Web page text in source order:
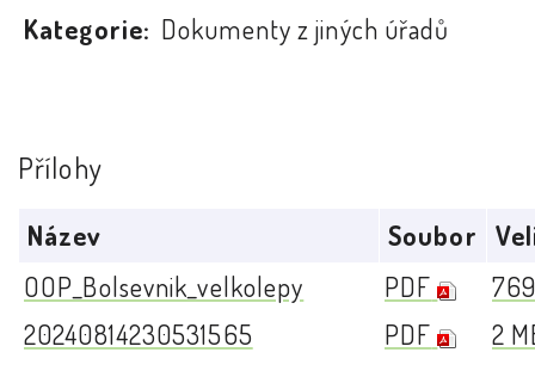
Kategorie: Dokumenty z jiných úřadů
Přílohy
Název Soubor
OOP_Bolsevnik_velkolepy
PDF
20240814230531565
PDF 2